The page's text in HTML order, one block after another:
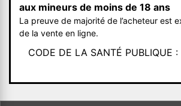
aux mineurs de moins de 18 ans
La preuve de majorité de l’acheteur est
de la vente en ligne.
CODE DE LA SANTÉ PUBLIQUE